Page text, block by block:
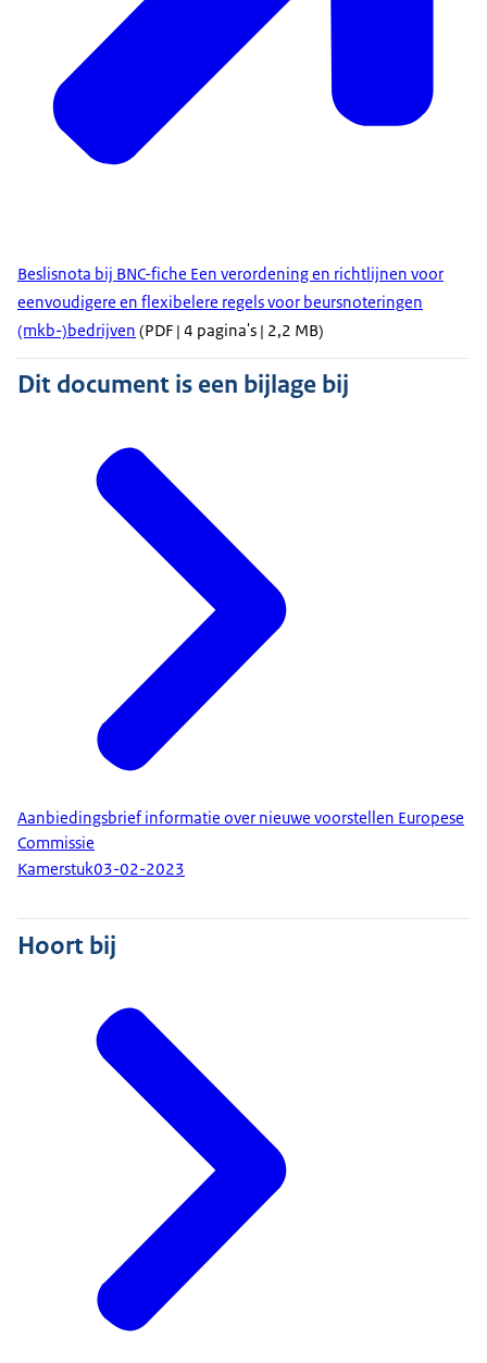
Beslisnota bij BNC-fiche Een verordening en richtlijnen voor
eenvoudigere en flexibelere regels voor beursnoteringen
(mkb-)bedrijven (PDF | 4 pagina's | 2,2 MB)
Dit document is een bijlage bij
Aanbiedingsbrief informatie over nieuwe voorstellen Europese
Commissie
Kamerstuk03-02-2023
Hoort bij